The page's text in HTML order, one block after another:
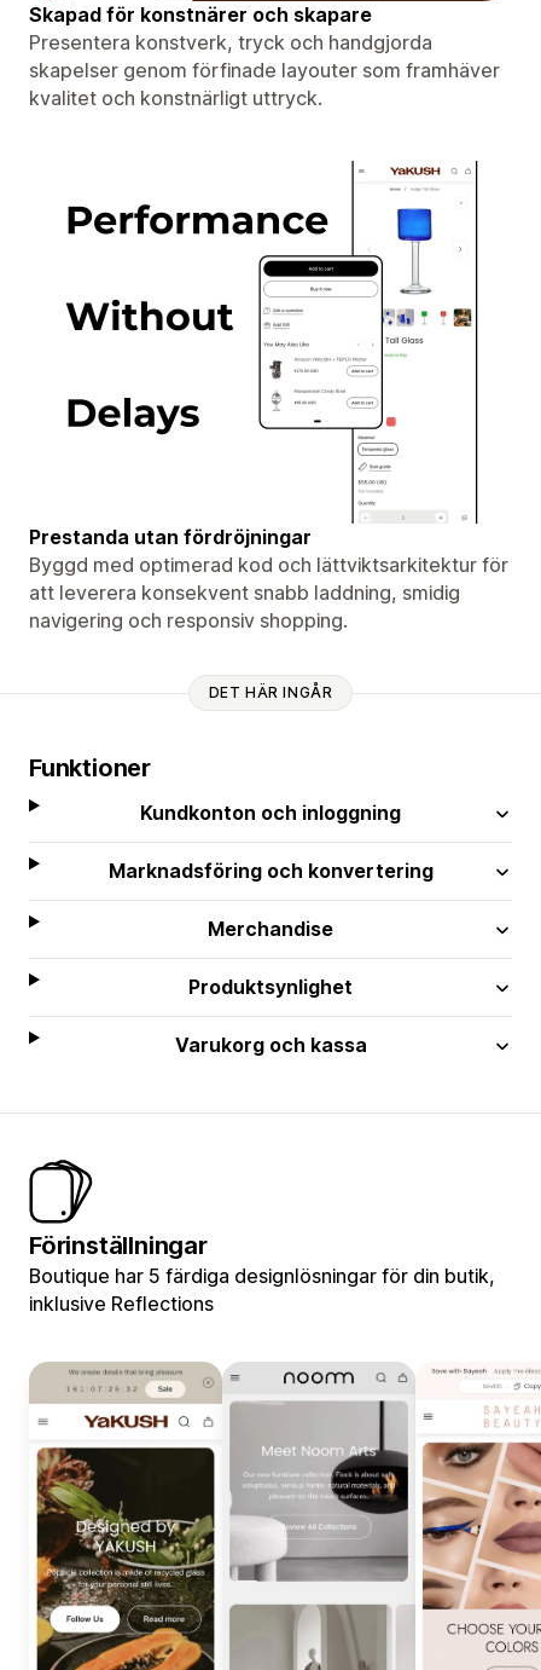
Skapad för konstnärer och skapare
Presentera konstverk, tryck och handgjorda
skapelser genom förfinade layouter som framhäver
kvalitet och konstnärligt uttryck.
Prestanda utan fördröjningar
Byggd med optimerad kod och lättviktsarkitektur för
att leverera konsekvent snabb laddning, smidig
navigering och responsiv shopping.
DET HÄR INGÅR
Funktioner
Kundkonton och inloggning
Marknadsföring och konvertering
Merchandise
Produktsynlighet
Varukorg och kassa
Förinställningar
Boutique har 5 färdiga designlösningar för din butik,
inklusive Reflections